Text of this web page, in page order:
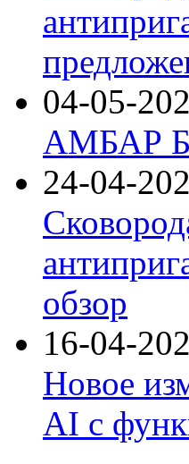
04-05-
АМБАР
24-04-
обзор
16-04-
Новое
AI с